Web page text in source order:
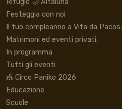
Rifugio 🌙 Altaluna
Festeggia con noi
Il tuo compleanno a Vita da Pacos.
Matrimoni ed eventi privati.
In programma
Tutti gli eventi
🎪 Circo Paniko 2026
Educazione
Scuole